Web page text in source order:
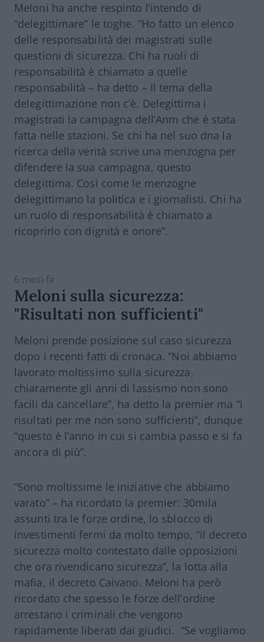
Meloni ha anche respinto l’intendo di
“delegittimare” le toghe. “Ho fatto un elenco
delle responsabilità dei magistrati sulle
questioni di sicurezza. Chi ha ruoli di
responsabilità è chiamato a quelle
responsabilità – ha detto – Il tema della
delegittimazione non c’è. Delegittima i
magistrati la campagna dell’Anm che è stata
fatta nelle stazioni. Se chi ha nel suo dna la
ricerca della verità scrive una menzogna per
difendere la sua campagna, questo
delegittima. Così come le menzogne
delegittimano la politica e i giornalisti. Chi ha
un ruolo di responsabilità è chiamato a
ricoprirlo con dignità e onore”.
6 mesi fa
Meloni sulla sicurezza:
"Risultati non sufficienti"
Meloni prende posizione sul caso sicurezza
dopo i recenti fatti di cronaca. “Noi abbiamo
lavorato moltissimo sulla sicurezza,
chiaramente gli anni di lassismo non sono
facili da cancellare”, ha detto la premier ma “i
risultati per me non sono sufficienti”, dunque
“questo è l’anno in cui si cambia passo e si fa
ancora di più”.
“Sono moltissime le iniziative che abbiamo
varato” – ha ricordato la premier: 30mila
assunti tra le forze ordine, lo sblocco di
investimenti fermi da molto tempo, “il decreto
sicurezza molto contestato dalle opposizioni
che ora rivendicano sicurezza”, la lotta alla
mafia, il decreto Caivano. Meloni ha però
ricordato che spesso le forze dell’ordine
arrestano i criminali che vengono
rapidamente liberati dai giudici. “Se vogliamo